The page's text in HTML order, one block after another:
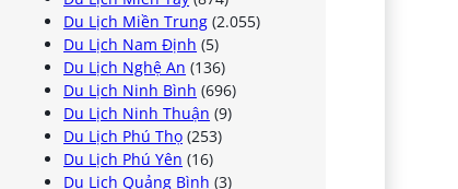
Du Lịch Miền Trung (2.055)
Du Lịch Nam Định (5)
Du Lịch Nghệ An (136)
Du Lịch Ninh Bình (696)
Du Lịch Ninh Thuận (9)
Du Lịch Phú Thọ (253)
Du Lịch Phú Yên (16)
Du Lịch Quảng Bình (3)